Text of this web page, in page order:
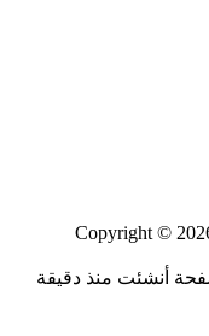
Copyright ©
جرينتش+3. هذه الصفحة أنشئت منذ دقيقة